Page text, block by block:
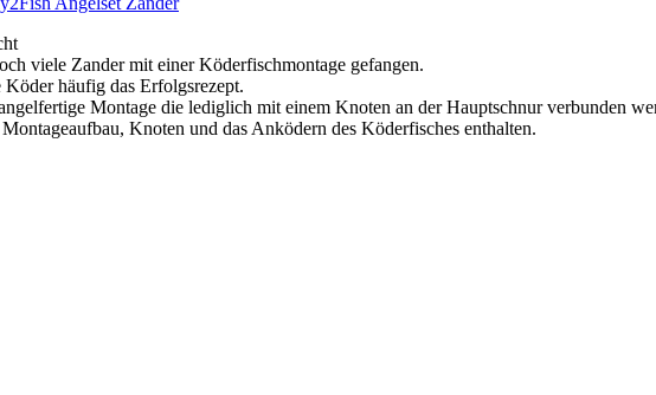
viele Zander mit einer Köderfischmontage gefangen.
häufig das Erfolgsrezept.
Montage die lediglich mit einem Knoten an der Hauptschnur verbunden
Knoten und das Anködern des Köderfisches enthalten.